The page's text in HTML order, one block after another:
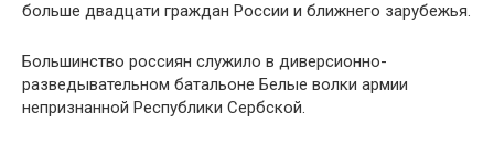
больше двадцати граждан России и ближнего зарубежья.
Большинство россиян служило в диверсионно-
разведывательном батальоне Белые волки армии
непризнанной Республики Сербской.